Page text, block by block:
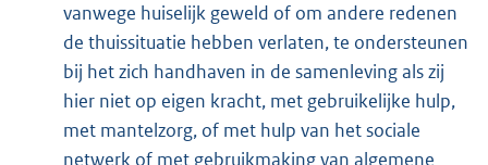
vanwege huiselijk geweld of om andere redenen
de thuissituatie hebben verlaten, te ondersteunen
bij het zich handhaven in de samenleving als zij
hier niet op eigen kracht, met gebruikelijke hulp,
met mantelzorg, of met hulp van het sociale
netwerk of met gebruikmaking van algemene